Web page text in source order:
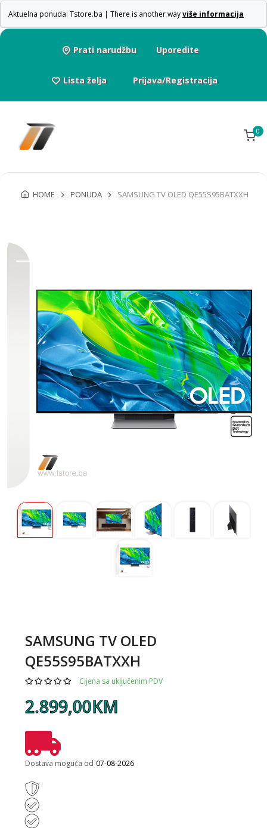
Aktuelna ponuda: Tstore.ba | There is another wayviše informacija
Prati narudžbu Uporedite
Lista želja Prijava/Registracija
0
HOME PONUDA SAMSUNG TV OLED QE55S95BATXXH
SAMSUNG TV OLED
QE55S95BATXXH
Cijena sa uključenim PDV
2.899,00KM
Dostava moguća od 07-08-2026